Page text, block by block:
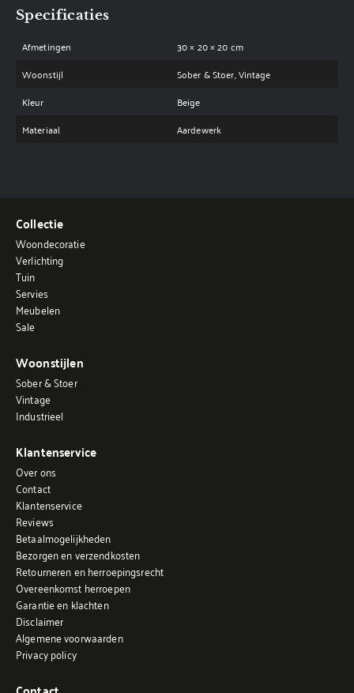
Specificaties
Afmetingen
30 × 20 × 20 cm
Woonstijl
Sober & Stoer, Vintage
Kleur
Beige
Materiaal
Aardewerk
Collectie
Woondecoratie
Verlichting
Tuin
Servies
Meubelen
Sale
Woonstijlen
Sober & Stoer
Vintage
Industrieel
Klantenservice
Over ons
Contact
Klantenservice
Reviews
Betaalmogelijkheden
Bezorgen en verzendkosten
Retourneren en herroepingsrecht
Overeenkomst herroepen
Garantie en klachten
Disclaimer
Algemene voorwaarden
Privacy policy